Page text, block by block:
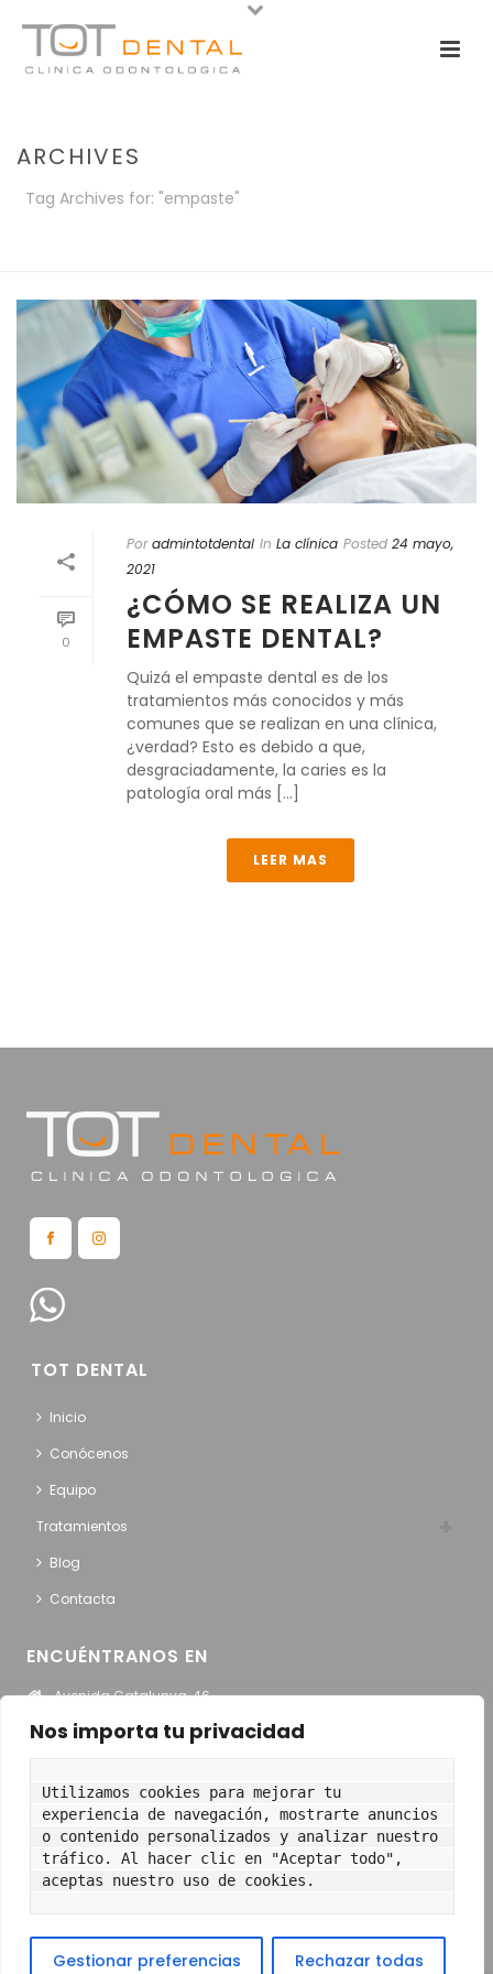
Nos importa tu privacidad
Utilizamos cookies para mejorar tu
experiencia de navegación, mostrarte anuncios
o contenido personalizados y analizar nuestro
tráfico. Al hacer clic en "Aceptar todo",
aceptas nuestro uso de cookies.
Gestionar preferencias Rechazar todas
ARCHIVES
Tag Archives for: "empaste"
0
Por admintotdental In La clínica Posted 24 mayo,
2021
¿CÓMO SE REALIZA UN
EMPASTE DENTAL?
Quizá el empaste dental es de los
tratamientos más conocidos y más
comunes que se realizan en una clínica,
¿verdad? Esto es debido a que,
desgraciadamente, la caries es la
patología oral más [...]
LEER MAS
TOT DENTAL
Inicio
Conócenos
Equipo
Tratamientos
Blog
Contacta
ENCUÉNTRANOS EN
Avenida Catalunya, 46
HORARIO
Lunes – Jueves: 9:00 a 13:30 y de 15:00 a 20:00
Viernes: 9:00 a 13:30 y de 15:00 a 19:00
reservados